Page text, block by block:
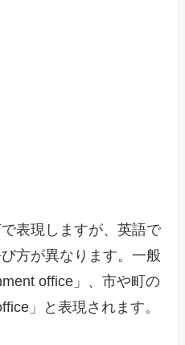
表現しますが、英語で
方が異なります。一般
office」、市や町の
」と表現されます。